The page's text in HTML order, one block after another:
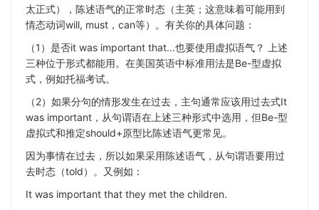
太正式），陈述语气的正常时态（主英；这意味着可能用到
情态动词will, must，can等）。有关你的具体问题：
（1）是否it was important that...也要使用虚拟语气？ 上述
三种位于形式都能用。在美国英语中标准用法是Be-型虚拟
式，例如托福考试。
（2）如果分句的情形发生在过去，主句通常应该用过去式It
was important，从句谓语在上述三种形式中选用，但Be-型
虚拟式和推定should+原型比陈述语气更常见。
因为事情在过去，所以如果采用陈述语气，从句谓语要用过
去时态（told）。又例如：
It was important that they met the children.